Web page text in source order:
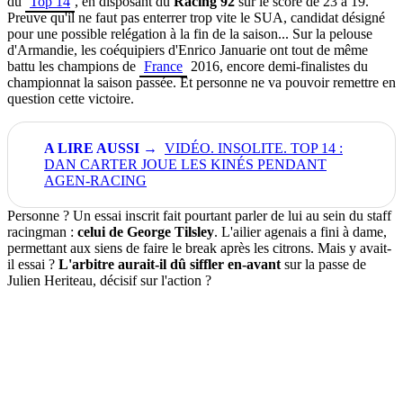
Preuve qu'il ne faut pas enterrer trop vite le SUA, candidat désigné
pour une possible relégation à la fin de la saison... Sur la pelouse
d'Armandie, les coéquipiers d'Enrico Januarie ont tout de même
battu les champions de France 2016, encore demi-finalistes du
championnat la saison passée. Et personne ne va pouvoir remettre en
question cette victoire.
VIDÉO. INSOLITE. TOP 14 :
DAN CARTER JOUE LES KINÉS PENDANT
AGEN-RACING
Personne ? Un essai inscrit fait pourtant parler de lui au sein du staff
racingman : celui de George Tilsley. L'ailier agenais a fini à dame,
permettant aux siens de faire le break après les citrons. Mais y avait-
il essai ? L'arbitre aurait-il dû siffler en-avant sur la passe de
Julien Heriteau, décisif sur l'action ?